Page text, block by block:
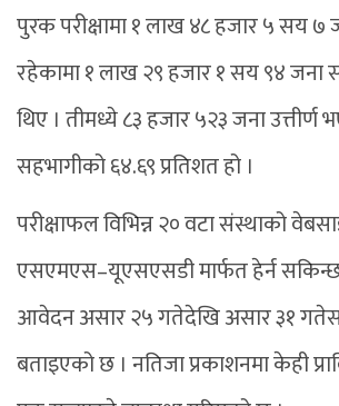
पुरक परीक्षामा १ लाख ४८ हजार ५ सय ७
रहेकामा १ लाख २९ हजार १ सय ९४ जना
थिए । तीमध्ये ८३ हजार ५२३ जना
सहभागीको ६४.६९ प्रतिशत हो ।
परीक्षाफल विभिन्न २० वटा संस्थाको
एसएमएस–यूएसएसडी मार्फत हेर्न सकिन्छ
आवेदन असार २५ गतेदेखि असार ३१
बताइएको छ । नतिजा प्रकाशनमा केही